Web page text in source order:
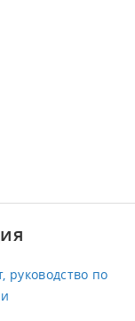
руководство по